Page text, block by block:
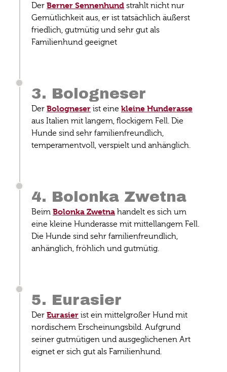
Der Berner Sennenhund strahlt nicht nur
Gemütlichkeit aus, er ist tatsächlich äußerst
friedlich, gutmütig und sehr gut als
Familienhund geeignet
3. Bologneser
Der Bologneser ist eine kleine Hunderasse
aus Italien mit langem, flockigem Fell. Die
Hunde sind sehr familienfreundlich,
temperamentvoll, verspielt und anhänglich.
4. Bolonka Zwetna
Beim Bolonka Zwetna handelt es sich um
eine kleine Hunderasse mit mittellangem Fell.
Die Hunde sind sehr familienfreundlich,
anhänglich, fröhlich und gutmütig.
5. Eurasier
Der Eurasier ist ein mittelgroßer Hund mit
nordischem Erscheinungsbild. Aufgrund
seiner gutmütigen und ausgeglichenen Art
eignet er sich gut als Familienhund.